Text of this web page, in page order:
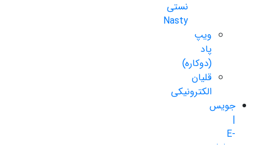
نستی
Nasty
ویپ
پاد
(دوکاره)
قلیان
الکترونیکی
جویس
|
E-